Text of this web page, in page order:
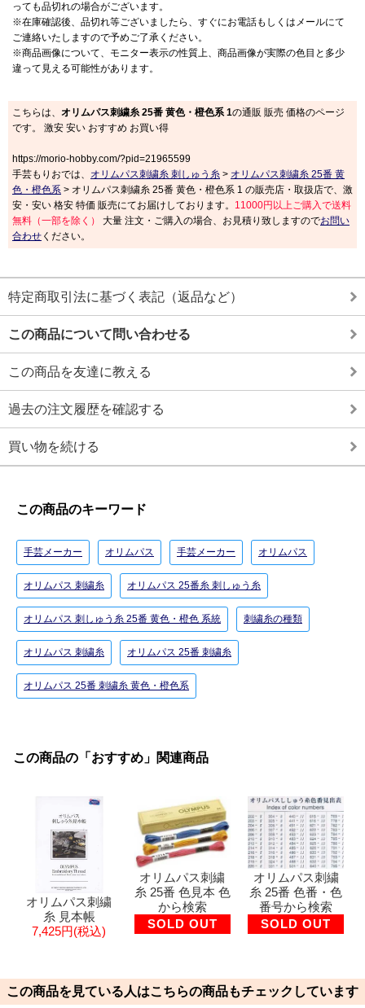
っても品切れの場合がございます。
※在庫確認後、品切れ等ございましたら、すぐにお電話もしくはメールにて
ご連絡いたしますので予めご了承ください。
※商品画像について、モニター表示の性質上、商品画像が実際の色目と多少
違って見える可能性があります。
こちらは、 オリムパス刺繍糸 25番 黄色・橙色系 1の通販 販売 価格のページ
です。 激安 安い おすすめ お買い得
https://morio-hobby.com/?pid=21965599
手芸もりおでは、 オリムパス刺繍糸 刺しゅう糸 > オリムパス刺繍糸 25番 黄
色・橙色系 > オリムパス刺繍糸 25番 黄色・橙色系 1 の販売店・取扱店で、激
安・安い 格安 特価 販売にてお届けしております。 11000円以上ご購入で送料
無料（一部を除く）
大量 注文・ご購入の場合、お見積り致しますのでお問い
合わせ ください。
特定商取引法に基づく表記（返品など）
この商品について問い合わせる
この商品を友達に教える
過去の注文履歴を確認する
買い物を続ける
この商品のキーワード
手芸メーカー オリムパス 手芸メーカー オリムパス
オリムパス 刺繍糸 オリムパス 25番糸 刺しゅう糸
オリムパス 刺しゅう糸 25番 黄色・橙色 系統 刺繍糸の種類
オリムパス 刺繍糸 オリムパス 25番 刺繍糸
オリムパス 25番 刺繍糸 黄色・橙色系
この商品の「おすすめ」関連商品
オリムパス刺繍
糸 見本帳
7,425円(税込)
オリムパス刺繍
糸 25番 色見本 色
から検索
SOLD OUT
オリムパス刺繍
糸 25番 色番・色
番号から検索
SOLD OUT
この商品を見ている人はこちらの商品もチェックしています